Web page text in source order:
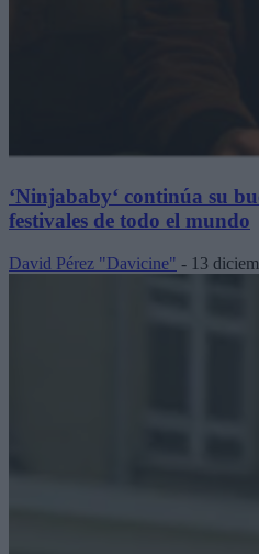
‘Ninjababy‘ continúa su
festivales de todo el mundo
David Pérez "Davicine" - 13